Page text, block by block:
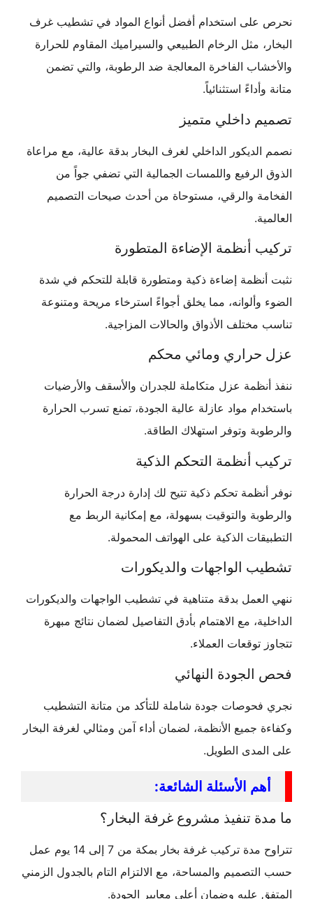
نحرص على استخدام أفضل أنواع المواد في تشطيب غرف
البخار، مثل الرخام الطبيعي والسيراميك المقاوم للحرارة
والأخشاب الفاخرة المعالجة ضد الرطوبة، والتي تضمن
متانة وأداءً استثنائياً.
تصميم داخلي متميز
نصمم الديكور الداخلي لغرف البخار بدقة عالية، مع مراعاة
الذوق الرفيع واللمسات الجمالية التي تضفي جواً من
الفخامة والرقي، مستوحاة من أحدث صيحات التصميم
العالمية.
تركيب أنظمة الإضاءة المتطورة
نثبت أنظمة إضاءة ذكية ومتطورة قابلة للتحكم في شدة
الضوء وألوانه، مما يخلق أجواءً استرخاء مريحة ومتنوعة
تناسب مختلف الأذواق والحالات المزاجية.
عزل حراري ومائي محكم
ننفذ أنظمة عزل متكاملة للجدران والأسقف والأرضيات
باستخدام مواد عازلة عالية الجودة، تمنع تسرب الحرارة
والرطوبة وتوفر استهلاك الطاقة.
تركيب أنظمة التحكم الذكية
نوفر أنظمة تحكم ذكية تتيح لك إدارة درجة الحرارة
والرطوبة والتوقيت بسهولة، مع إمكانية الربط مع
التطبيقات الذكية على الهواتف المحمولة.
تشطيب الواجهات والديكورات
ننهي العمل بدقة متناهية في تشطيب الواجهات والديكورات
الداخلية، مع الاهتمام بأدق التفاصيل لضمان نتائج مبهرة
تتجاوز توقعات العملاء.
فحص الجودة النهائي
نجري فحوصات جودة شاملة للتأكد من متانة التشطيب
وكفاءة جميع الأنظمة، لضمان أداء آمن ومثالي لغرفة البخار
على المدى الطويل.
أهم الأسئلة الشائعة:
ما مدة تنفيذ مشروع غرفة البخار؟
تتراوح مدة تركيب غرفة بخار بمكة من 7 إلى 14 يوم عمل
حسب التصميم والمساحة، مع الالتزام التام بالجدول الزمني
المتفق عليه وضمان أعلى معايير الجودة.